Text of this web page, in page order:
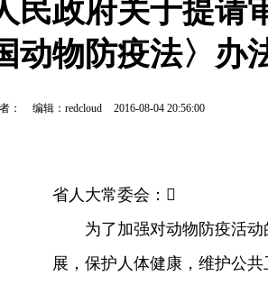
民政府关于提请
动物防疫法〉办
： 编辑：redcloud 2016-08-04 20:56:00
省人大常委会：
为了加强对动物防疫活动
展，保护人体健康，维护公